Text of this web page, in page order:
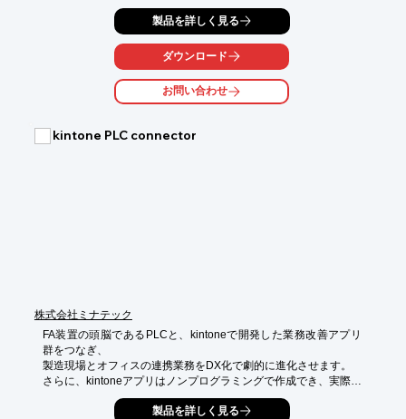
「DS402-GT」をはじめ、「DS403-GT」や「DS410-GT」な
様々な製品をラインアップ。
オプションとしてコンピューター接続用の端子を付けたり、オー
カウンターを付け任意の数値でブザーを鳴らしたり、電源の
行なうことができます。
製品を詳しく見る
ダウンロード
お問い合わせ
kintone PLC connector
株式会社ミナテック
FA装置の頭脳であるPLCと、kintoneで開発した業務改善アプリ
群をつなぎ、
製造現場とオフィスの連携業務をDX化で劇的に進化させます。
さらに、kintoneアプリはノンプログラミングで作成でき、実際の
業務に携わる方自身で作成できる為、
現場の要望にシームレスに対応できます。
製品を詳しく見る